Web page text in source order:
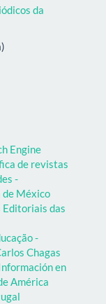
da
Engine
de revistas
-
de México
das
-
Chagas
en
América